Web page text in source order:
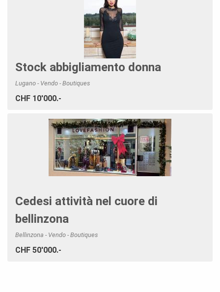
Stock abbigliamento donna
Lugano - Vendo - Boutiques
CHF 10'000.-
Cedesi attività nel cuore di
bellinzona
Bellinzona - Vendo - Boutiques
CHF 50'000.-